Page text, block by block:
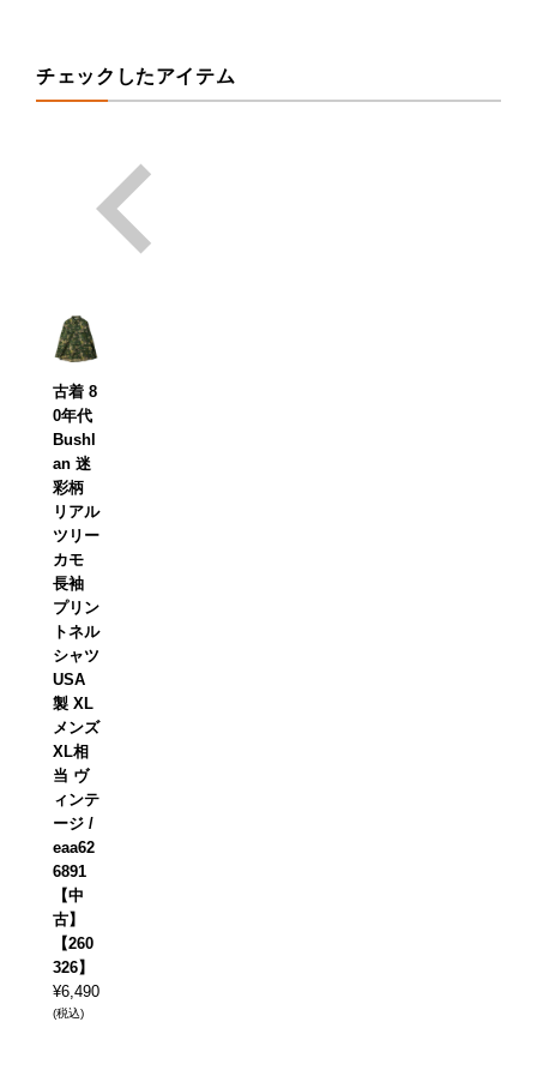
チェックしたアイテム
古着 8
0年代
Bushl
an 迷
彩柄
リアル
ツリー
カモ
長袖
プリン
トネル
シャツ
USA
製 XL
メンズ
XL相
当 ヴ
ィンテ
ージ /
eaa62
6891
【中
古】
【260
326】
¥6,490
(税込)